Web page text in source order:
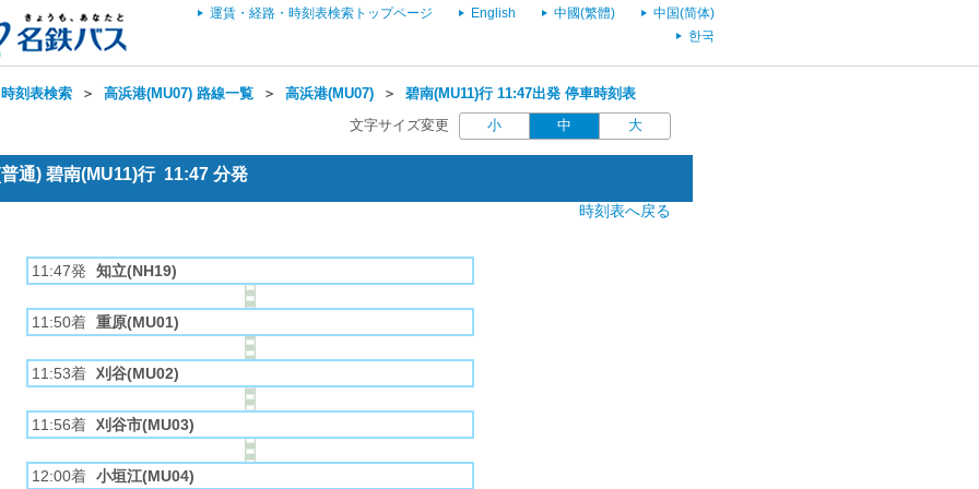
運賃・経路・時刻表検索トップページ English 中國(繁體)
中国(简体)
한국
刻表検索 ＞ 高浜港(MU07) 路線一覧 ＞ 高浜港(MU07) ＞ 碧南(MU11)行 11:47出発 停車時刻表
文字サイズ変更 小 中 大
通) 碧南(MU11)行 11:47 分発
時刻表へ戻る
11:47発 知立(NH19)
11:50着 重原(MU01)
11:53着 刈谷(MU02)
11:56着 刈谷市(MU03)
12:00着 小垣江(MU04)